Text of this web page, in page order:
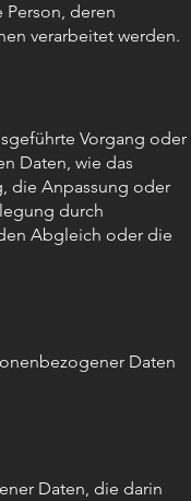
deren
verarbeitet werden.
Vorgang oder
Daten, wie das
die Anpassung oder
durch
Abgleich oder die
Daten
Daten, die darin